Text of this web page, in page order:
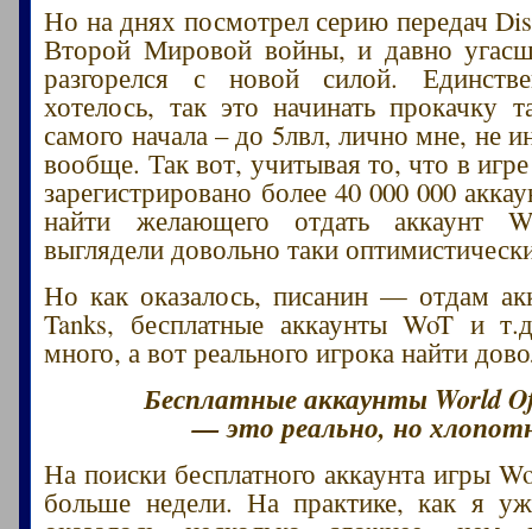
Но на днях посмотрел серию передач
Второй Мировой войны, и давно
разгорелся с новой силой.
хотелось, так это начинать прокачку
самого начала – до 5лвл, лично мне, не
вообще. Так вот, учитывая то, что в
зарегистрировано более 40 000 000
найти желающего отдать аккаунт
выглядели довольно таки
Но как оказалось, писанин — отдам
Tanks, бесплатные аккаунты WoT и
много, а вот реального игрока найти
Бесплатные аккаунты World
— это реально, но
На поиски бесплатного аккаунта игры
больше недели. На практике, как я